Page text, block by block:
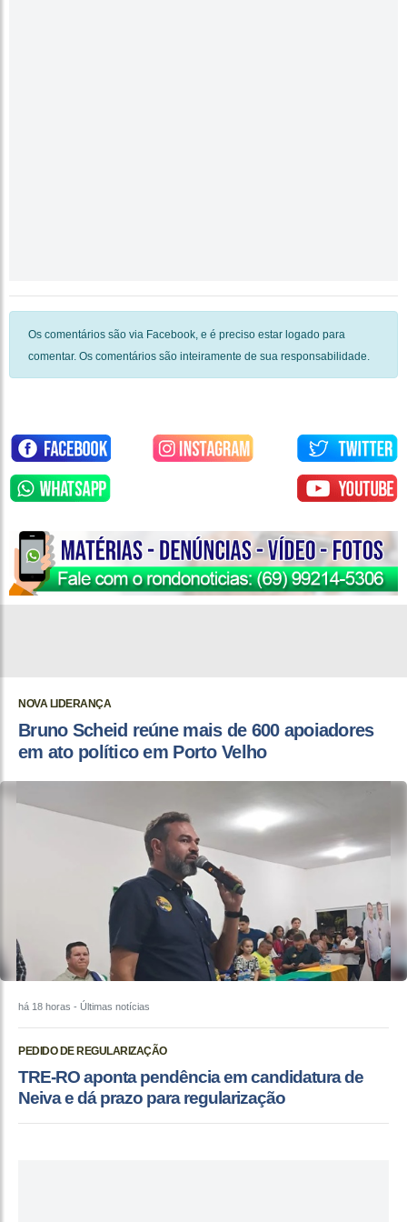
Os comentários são via Facebook, e é preciso estar logado para
comentar. Os comentários são inteiramente de sua responsabilidade.
NOVA LIDERANÇA
Bruno Scheid reúne mais de 600 apoiadores
em ato político em Porto Velho
há 18 horas - Últimas notícias
PEDIDO DE REGULARIZAÇÃO
TRE-RO aponta pendência em candidatura de
Neiva e dá prazo para regularização